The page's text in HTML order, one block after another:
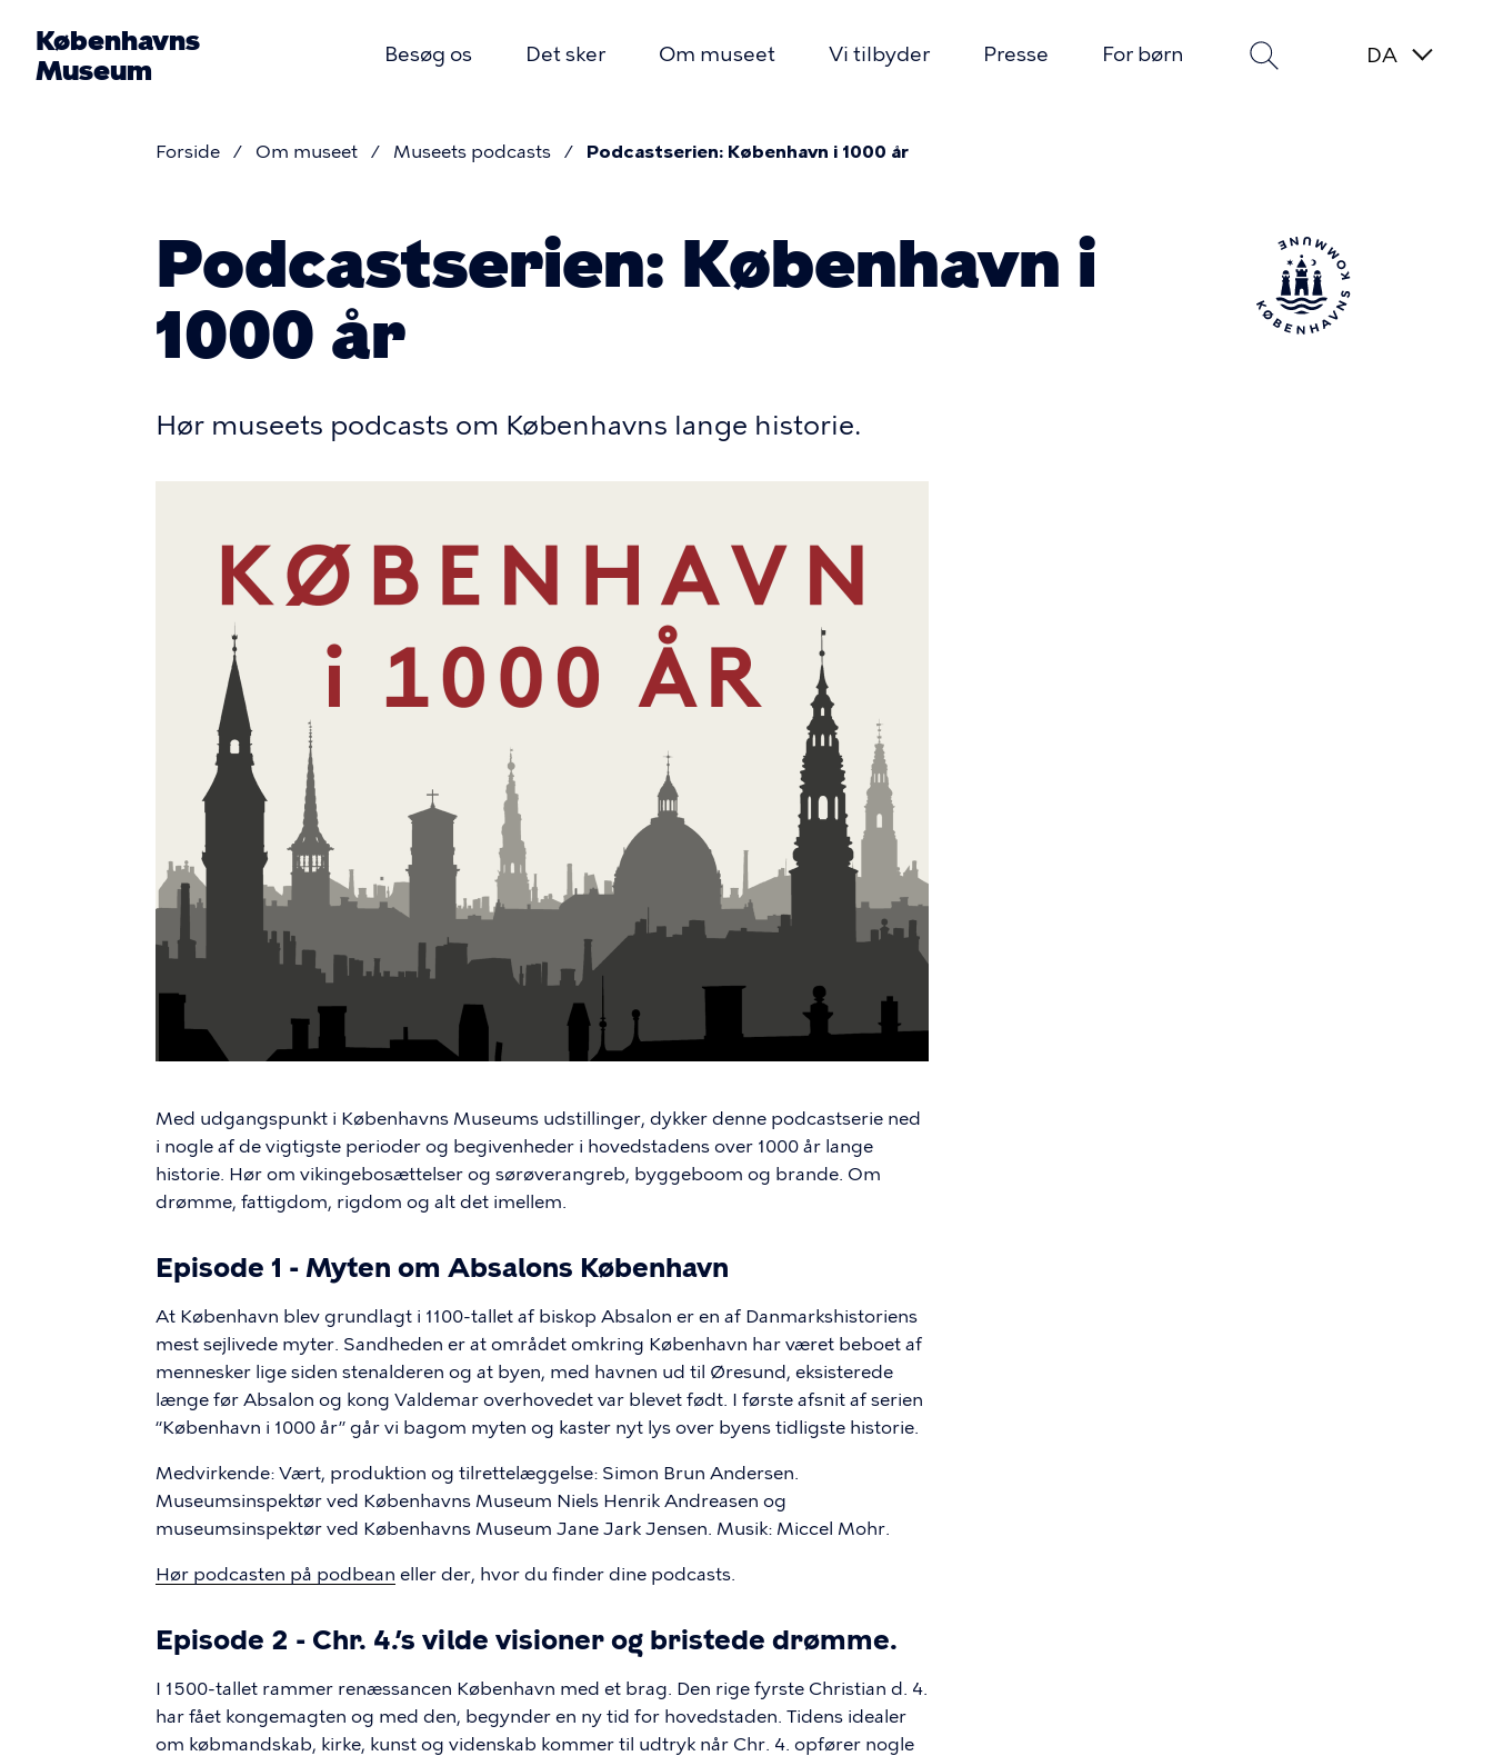
hovedindhold
Københavns
Museum
Besøg os Det sker Om museet Vi tilbyder Presse For børn
Brødkrumme
Forside Om museet Museets podcasts Podcastserien: København i 1000 år
Podcastserien: København i
1000 år
Hør museets podcasts om Københavns lange historie.
Med udgangspunkt i Københavns Museums udstillinger, dykker denne podcastserie ned
i nogle af de vigtigste perioder og begivenheder i hovedstadens over 1000 år lange
historie. Hør om vikingebosættelser og sørøverangreb, byggeboom og brande. Om
drømme, fattigdom, rigdom og alt det imellem.
Episode 1 - Myten om Absalons København
At København blev grundlagt i 1100-tallet af biskop Absalon er en af Danmarkshistoriens
mest sejlivede myter. Sandheden er at området omkring København har været beboet af
mennesker lige siden stenalderen og at byen, med havnen ud til Øresund, eksisterede
længe før Absalon og kong Valdemar overhovedet var blevet født. I første afsnit af serien
“København i 1000 år” går vi bagom myten og kaster nyt lys over byens tidligste historie.
Medvirkende: Vært, produktion og tilrettelæggelse: Simon Brun Andersen.
Museumsinspektør ved Københavns Museum Niels Henrik Andreasen og
museumsinspektør ved Københavns Museum Jane Jark Jensen. Musik: Miccel Mohr.
Hør podcasten på podbean eller der, hvor du finder dine podcasts.
Episode 2 - Chr. 4.’s vilde visioner og bristede drømme.
I 1500-tallet rammer renæssancen København med et brag. Den rige fyrste Christian d. 4.
har fået kongemagten og med den, begynder en ny tid for hovedstaden. Tidens idealer
om købmandskab, kirke, kunst og videnskab kommer til udtryk når Chr. 4. opfører nogle